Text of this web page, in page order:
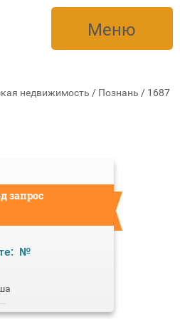
Меню
недвижимость / Познань / 1687
запрос
№